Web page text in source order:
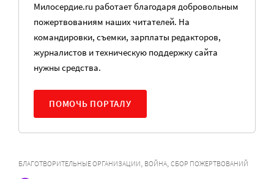
Милосердие.ru работает благодаря добровольным
пожертвованиям наших читателей. На
командировки, съемки, зарплаты редакторов,
журналистов и техническую поддержку сайта
нужны средства.
ПОМОЧЬ ПОРТАЛУ
БЛАГОТВОРИТЕЛЬНЫЕ ОРГАНИЗАЦИИ, ВОЙНА, СБОР ПОЖЕРТВОВАНИЙ